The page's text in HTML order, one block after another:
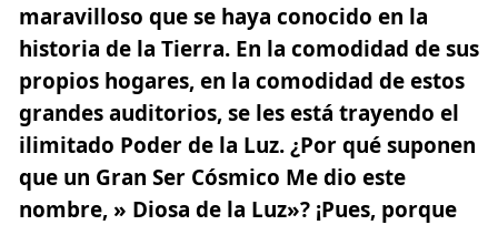
maravilloso que se haya conocido en la
historia de la Tierra. En la comodidad de sus
propios hogares, en la comodidad de estos
grandes auditorios, se les está trayendo el
ilimitado Poder de la Luz. ¿Por qué suponen
que un Gran Ser Cósmico Me dio este
nombre, » Diosa de la Luz»? ¡Pues, porque